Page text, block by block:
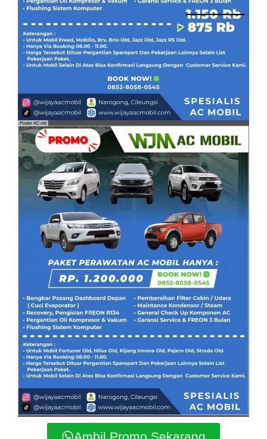
Ambil Promo Sekarang